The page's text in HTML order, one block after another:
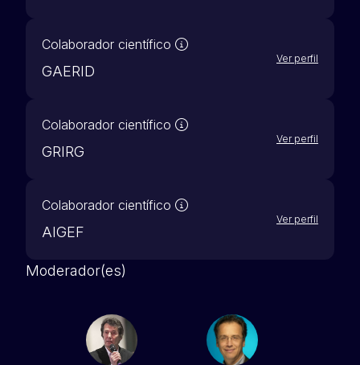
Colaborador científico Nuestros socios científicos
GAERID
Ver perfil
Colaborador científico Nuestros socios científicos
GRIRG
Ver perfil
Colaborador científico Nuestros socios científicos
AIGEF
Ver perfil
Moderador(es)